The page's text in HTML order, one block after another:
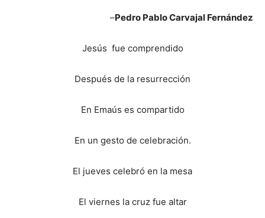
–Pedro Pablo Carvajal Fernández
Jesús fue comprendido
Después de la resurrección
En Emaús es compartido
En un gesto de celebración.
El jueves celebró en la mesa
El viernes la cruz fue altar